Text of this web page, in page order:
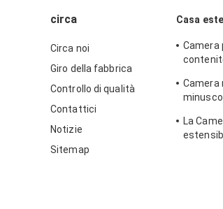
circa
Circa noi
Giro della fabbrica
Controllo di qualità
Contattici
Notizie
Sitemap
Casa
Camera
Camera
La